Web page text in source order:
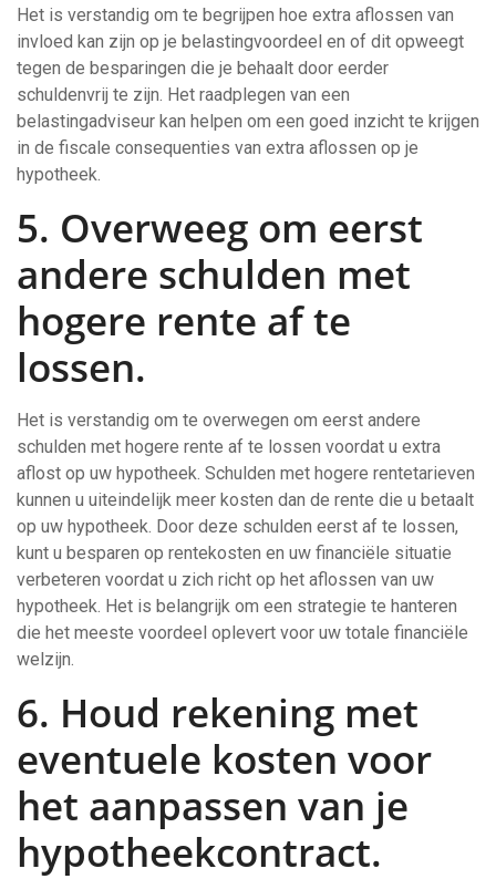
Het is verstandig om te begrijpen hoe extra aflossen van
invloed kan zijn op je belastingvoordeel en of dit opweegt
tegen de besparingen die je behaalt door eerder
schuldenvrij te zijn. Het raadplegen van een
belastingadviseur kan helpen om een goed inzicht te krijgen
in de fiscale consequenties van extra aflossen op je
hypotheek.
5. Overweeg om eerst
andere schulden met
hogere rente af te
lossen.
Het is verstandig om te overwegen om eerst andere
schulden met hogere rente af te lossen voordat u extra
aflost op uw hypotheek. Schulden met hogere rentetarieven
kunnen u uiteindelijk meer kosten dan de rente die u betaalt
op uw hypotheek. Door deze schulden eerst af te lossen,
kunt u besparen op rentekosten en uw financiële situatie
verbeteren voordat u zich richt op het aflossen van uw
hypotheek. Het is belangrijk om een strategie te hanteren
die het meeste voordeel oplevert voor uw totale financiële
welzijn.
6. Houd rekening met
eventuele kosten voor
het aanpassen van je
hypotheekcontract.